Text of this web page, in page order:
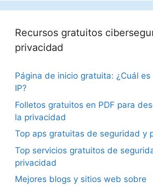
Recursos gratuitos
privacidad
Página de inicio gratuita: ¿Cuál
IP?
Folletos gratuitos en PDF para
la privacidad
Top aps gratuitas de seguridad y
Top servicios gratuitos de
privacidad
Mejores blogs y sitios web sobre